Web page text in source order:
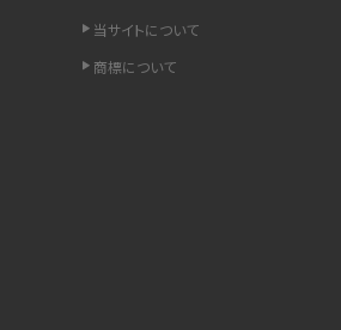
の方法！使用状況の確認手順も紹介
当サイトについて
商標について